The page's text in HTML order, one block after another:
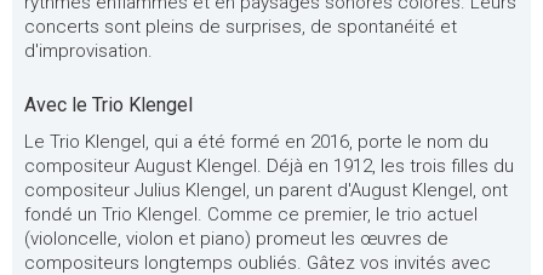
concerts sont pleins de surprises, de spontanéité et
d'improvisation.
Avec le Trio Klengel
Le Trio Klengel, qui a été formé en 2016, porte le nom du
compositeur August Klengel. Déjà en 1912, les trois filles du
compositeur Julius Klengel, un parent d'August Klengel, ont
fondé un Trio Klengel. Comme ce premier, le trio actuel
(violoncelle, violon et piano) promeut les œuvres de
compositeurs longtemps oubliés. Gâtez vos invités avec